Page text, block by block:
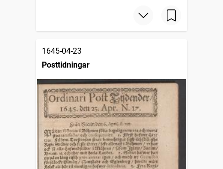
1645-04-23
Posttidningar